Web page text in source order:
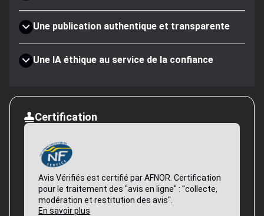
Une publication authentique et transparente
Une IA éthique au service de la confiance
Certification
Avis Vérifiés est certifié par AFNOR. Certification
pour le traitement des "avis en ligne" : "collecte,
modération et restitution des avis".
En savoir plus